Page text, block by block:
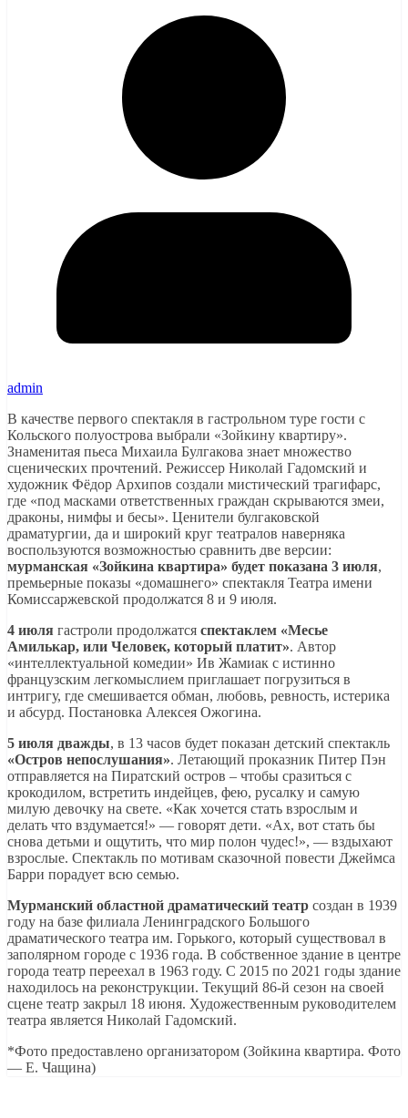
admin
В качестве первого спектакля в гастрольном туре гости с
Кольского полуострова выбрали «Зойкину квартиру».
Знаменитая пьеса Михаила Булгакова знает множество
сценических прочтений. Режиссер Николай Гадомский и
художник Фёдор Архипов создали мистический трагифарс,
где «под масками ответственных граждан скрываются змеи,
драконы, нимфы и бесы». Ценители булгаковской
драматургии, да и широкий круг театралов наверняка
воспользуются возможностью сравнить две версии:
мурманская «Зойкина квартира» будет показана 3 июля,
премьерные показы «домашнего» спектакля Театра имени
Комиссаржевской продолжатся 8 и 9 июля.
4 июля гастроли продолжатся спектаклем «Месье
Амилькар, или Человек, который платит». Автор
«интеллектуальной комедии» Ив Жамиак с истинно
французским легкомыслием приглашает погрузиться в
интригу, где смешивается обман, любовь, ревность, истерика
и абсурд. Постановка Алексея Ожогина.
5 июля дважды, в 13 часов будет показан детский спектакль
«Остров непослушания». Летающий проказник Питер Пэн
отправляется на Пиратский остров – чтобы сразиться с
крокодилом, встретить индейцев, фею, русалку и самую
милую девочку на свете. «Как хочется стать взрослым и
делать что вздумается!» — говорят дети. «Ах, вот стать бы
снова детьми и ощутить, что мир полон чудес!», — вздыхают
взрослые. Спектакль по мотивам сказочной повести Джеймса
Барри порадует всю семью.
Мурманский областной драматический театр создан в 1939
году на базе филиала Ленинградского Большого
драматического театра им. Горького, который существовал в
заполярном городе с 1936 года. В собственное здание в центре
города театр переехал в 1963 году. С 2015 по 2021 годы здание
находилось на реконструкции. Текущий 86-й сезон на своей
сцене театр закрыл 18 июня. Художественным руководителем
театра является Николай Гадомский.
*Фото предоставлено организатором (Зойкина квартира. Фото
— Е. Чащина)